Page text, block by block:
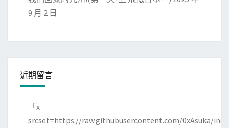
9 月 2 日
近期留言
「x
srcset=https://raw.githubusercontent.com/0xAsuka/